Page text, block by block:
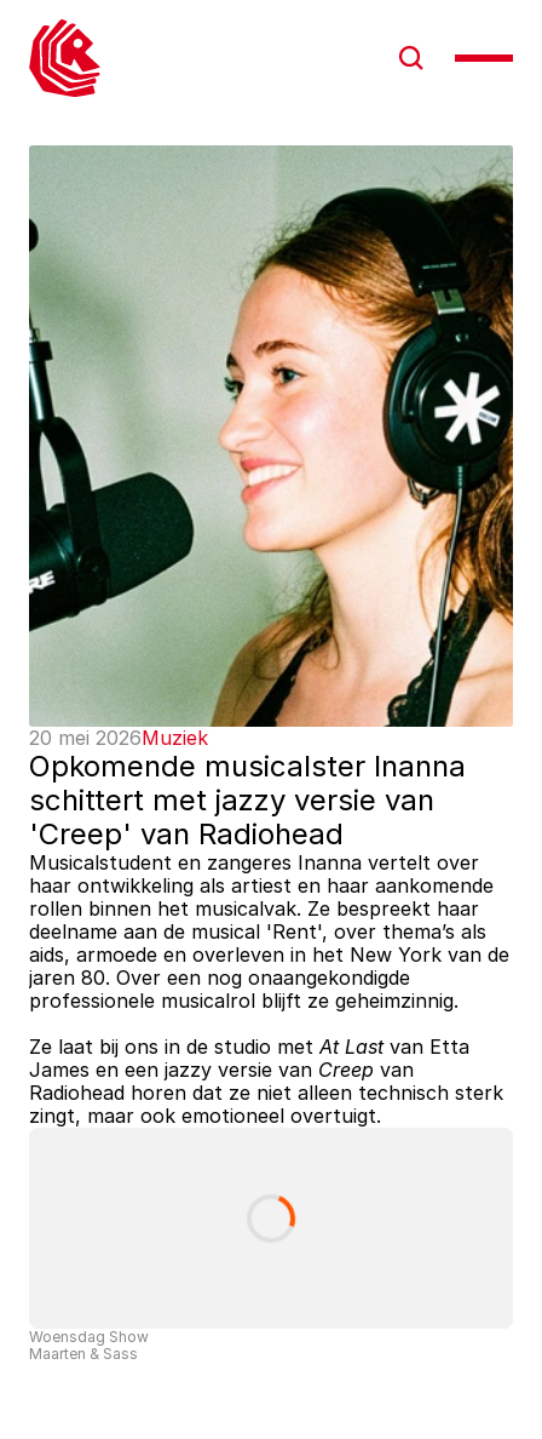
20 mei 2026Muziek
Opkomende musicalster Inanna
schittert met jazzy versie van
'Creep' van Radiohead
Musicalstudent en zangeres Inanna vertelt over
haar ontwikkeling als artiest en haar aankomende
rollen binnen het musicalvak. Ze bespreekt haar
deelname aan de musical 'Rent', over thema’s als
aids, armoede en overleven in het New York van de
jaren 80. Over een nog onaangekondigde
professionele musicalrol blijft ze geheimzinnig.
Ze laat bij ons in de studio met At Last van Etta
James en een jazzy versie van Creep van
Radiohead horen dat ze niet alleen technisch sterk
zingt, maar ook emotioneel overtuigt.
Woensdag Show
Maarten & Sass